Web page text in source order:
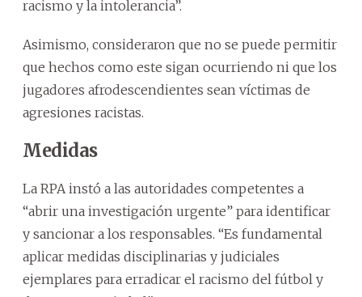
racismo y la intolerancia”.
Asimismo, consideraron que no se puede permitir
que hechos como este sigan ocurriendo ni que los
jugadores afrodescendientes sean víctimas de
agresiones racistas.
Medidas
La RPA instó a las autoridades competentes a
“abrir una investigación urgente” para identificar
y sancionar a los responsables. “Es fundamental
aplicar medidas disciplinarias y judiciales
ejemplares para erradicar el racismo del fútbol y